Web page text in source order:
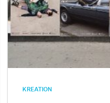
KREATION